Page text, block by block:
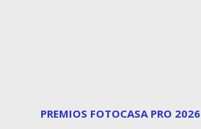
PREMIOS FOTOCASA PRO 2026